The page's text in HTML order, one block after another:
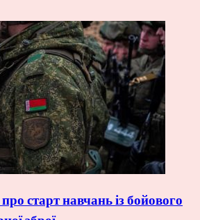
старт навчань із бойового